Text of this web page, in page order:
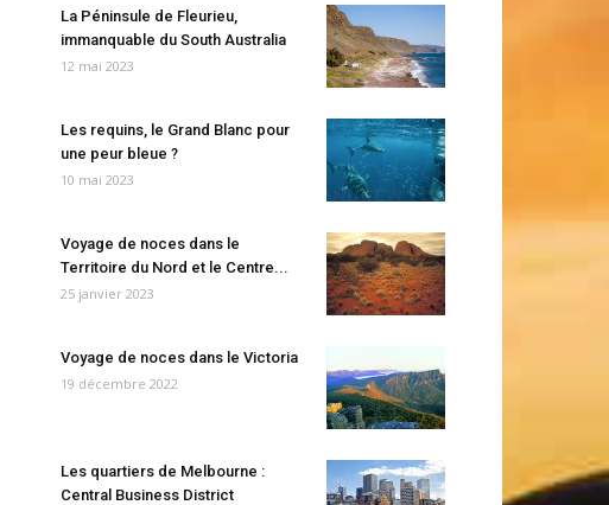
La Péninsule de Fleurieu,
immanquable du South Australia
12 mai 2023
Les requins, le Grand Blanc pour
une peur bleue ?
10 mai 2023
Voyage de noces dans le
Territoire du Nord et le Centre...
25 janvier 2023
Voyage de noces dans le Victoria
19 décembre 2022
Les quartiers de Melbourne :
Central Business District